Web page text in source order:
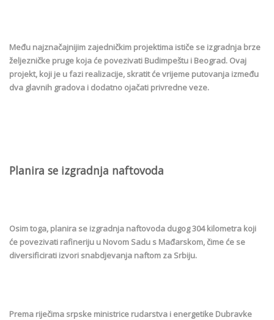
Među najznačajnijim zajedničkim projektima ističe se izgradnja brze
željezničke pruge koja će povezivati Budimpeštu i Beograd. Ovaj
projekt, koji je u fazi realizacije, skratit će vrijeme putovanja između
dva glavnih gradova i dodatno ojačati privredne veze.
Planira se izgradnja naftovoda
Osim toga, planira se izgradnja naftovoda dugog 304 kilometra koji
će povezivati rafineriju u Novom Sadu s Mađarskom, čime će se
diversificirati izvori snabdjevanja naftom za Srbiju.
Prema riječima srpske ministrice rudarstva i energetike Dubravke